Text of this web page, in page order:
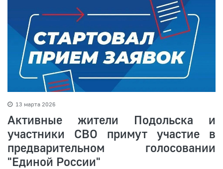
13 марта 2026
Активные жители Подольска и
участники СВО примут участие в
предварительном голосовании
"Единой России"